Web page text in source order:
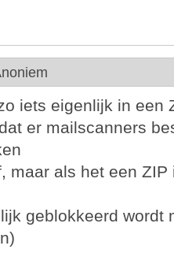
iets eigenlijk in een
er mailscanners
maar als het een
geblokkeerd wordt